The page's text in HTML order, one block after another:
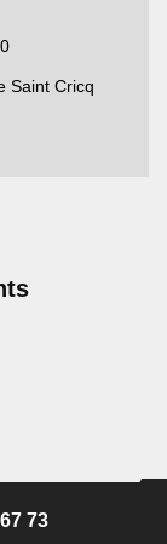
Saint Cricq
73